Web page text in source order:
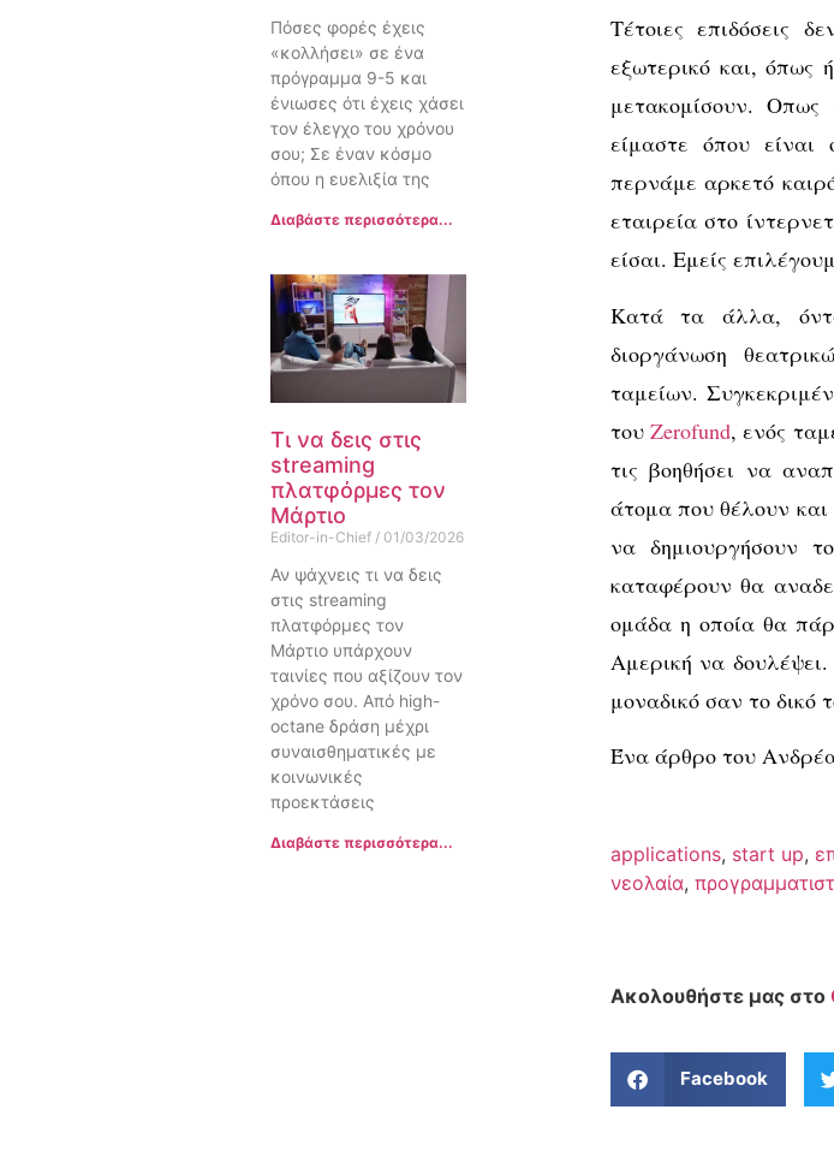
Πόσες φορές έχεις
«κολλήσει» σε ένα
πρόγραμμα 9-5 και
ένιωσες ότι έχεις χάσει
τον έλεγχο του χρόνου
σου; Σε έναν κόσμο
όπου η ευελιξία της
Διαβάστε περισσότερα...
Τι να δεις στις
streaming
πλατφόρμες τον
Μάρτιο
Editor-in-Chief 01/03/2026
Αν ψάχνεις τι να δεις
στις streaming
πλατφόρμες τον
Μάρτιο υπάρχουν
ταινίες που αξίζουν τον
χρόνο σου. Από high-
octane δράση μέχρι
συναισθηματικές με
κοινωνικές
προεκτάσεις
Διαβάστε περισσότερα...
Τέτοιες επιδόσεις
εξωτερικό και, όπως
μετακομίσουν.
είμαστε όπου
περνάμε αρκετό
εταιρεία στο
είσαι. Εμείς
Κατά τα άλλα,
διοργάνωση
ταμείων.
του Zerofund, ενός
τις βοηθήσει να
άτομα που θέλουν
να δημιουργήσουν
καταφέρουν θα
ομάδα η οποία θα
Αμερική να
μοναδικό σαν το δικό
Ένα άρθρο του
applications, start up,
νεολαία,
Ακολουθήστε μας στο
Facebook